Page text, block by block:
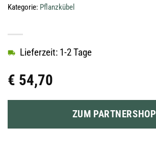
€ 54,70
Lieferzeit: 1-2 Tage
ZUM PARTNERSHOP
Kategorie: Pflanzkübel